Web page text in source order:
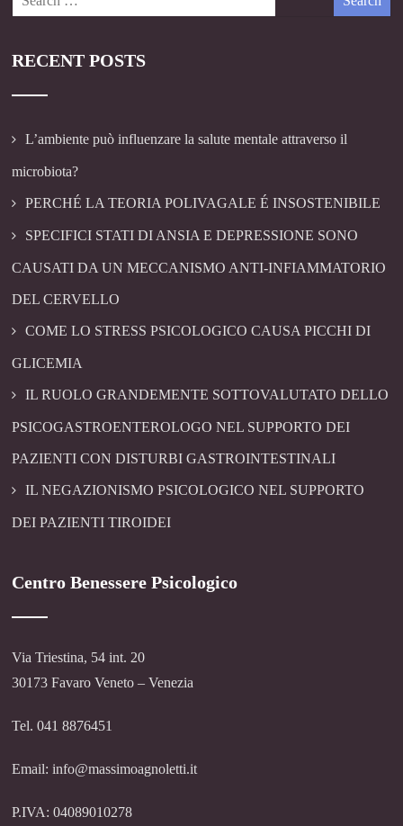
RECENT POSTS
L’ambiente può influenzare la salute mentale attraverso il
microbiota?
PERCHÉ LA TEORIA POLIVAGALE É INSOSTENIBILE
SPECIFICI STATI DI ANSIA E DEPRESSIONE SONO
CAUSATI DA UN MECCANISMO ANTI-INFIAMMATORIO
DEL CERVELLO
COME LO STRESS PSICOLOGICO CAUSA PICCHI DI
GLICEMIA
IL RUOLO GRANDEMENTE SOTTOVALUTATO DELLO
PSICOGASTROENTEROLOGO NEL SUPPORTO DEI
PAZIENTI CON DISTURBI GASTROINTESTINALI
IL NEGAZIONISMO PSICOLOGICO NEL SUPPORTO
DEI PAZIENTI TIROIDEI
Centro Benessere Psicologico
Via Triestina, 54 int. 20
30173 Favaro Veneto – Venezia
Tel. 041 8876451
Email: info@massimoagnoletti.it
P.IVA: 04089010278